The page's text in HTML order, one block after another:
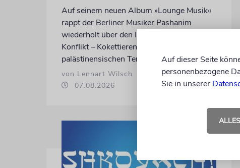
Auf seinem neuen Album »Lounge Musik«
rappt der Berliner Musiker Pashanim
wiederholt über den Israel-Palästina-
Konflikt – Kokettieren mit dem
palästinensischen Terrorismus inklusive
von Lennart Wilsch
07.08.2026
Auf dieser Seite
personenbezogene
Sie in unserer